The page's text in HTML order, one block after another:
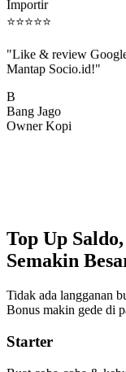
⭐⭐⭐⭐⭐
Mantap Socio.id!"
Bang Jago
Owner Kopi
Top Up Saldo,
Semakin
Tidak ada langganan
Bonus makin gede di
Starter